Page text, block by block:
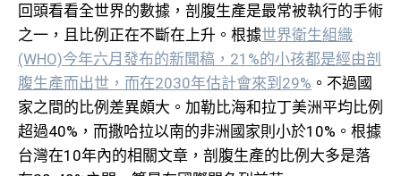
回頭看看全世界的數據，剖腹生產是最常被執行的手術
之一，且比例正在不斷在上升。根據世界衛生組織
(WHO)今年六月發布的新聞稿，21%的小孩都是經由剖
腹生產而出世，而在2030年估計會來到29% 。不過國
家之間的比例差異頗大。加勒比海和拉丁美洲平均比例
超過40%，而撒哈拉以南的非洲國家則小於10%。根據
台灣在10年內的相關文章，剖腹生產的比例大多是落